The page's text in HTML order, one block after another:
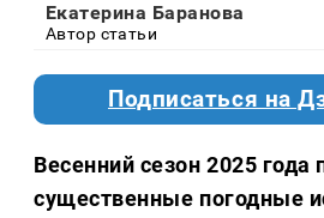
Екатерина Баранова
Автор статьи
Подписаться на
Весенний сезон 2025
существенные погодные